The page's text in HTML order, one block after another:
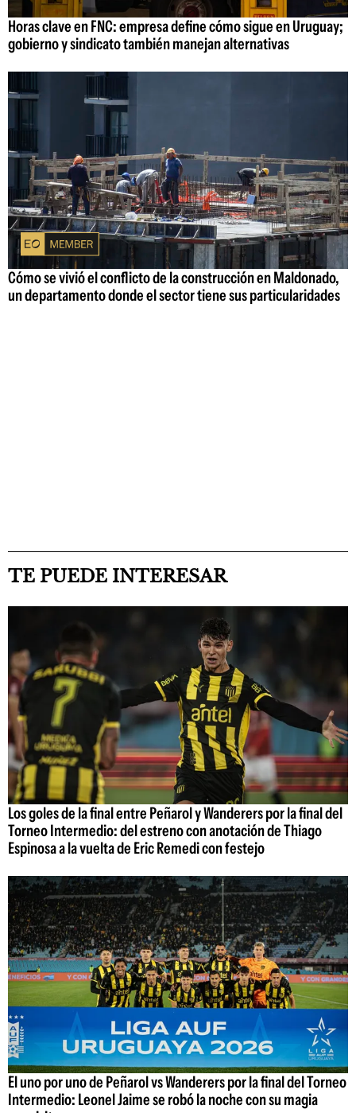
Horas clave en FNC: empresa define cómo sigue en Uruguay;
gobierno y sindicato también manejan alternativas
Cómo se vivió el conflicto de la construcción en Maldonado,
un departamento donde el sector tiene sus particularidades
TE PUEDE INTERESAR
Los goles de la final entre Peñarol y Wanderers por la final del
Torneo Intermedio: del estreno con anotación de Thiago
Espinosa a la vuelta de Eric Remedi con festejo
El uno por uno de Peñarol vs Wanderers por la final del Torneo
Intermedio: Leonel Jaime se robó la noche con su magia